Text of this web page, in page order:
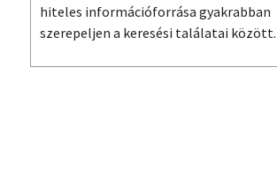
hiteles információforrása gyakrabban
szerepeljen a keresési találatai között.